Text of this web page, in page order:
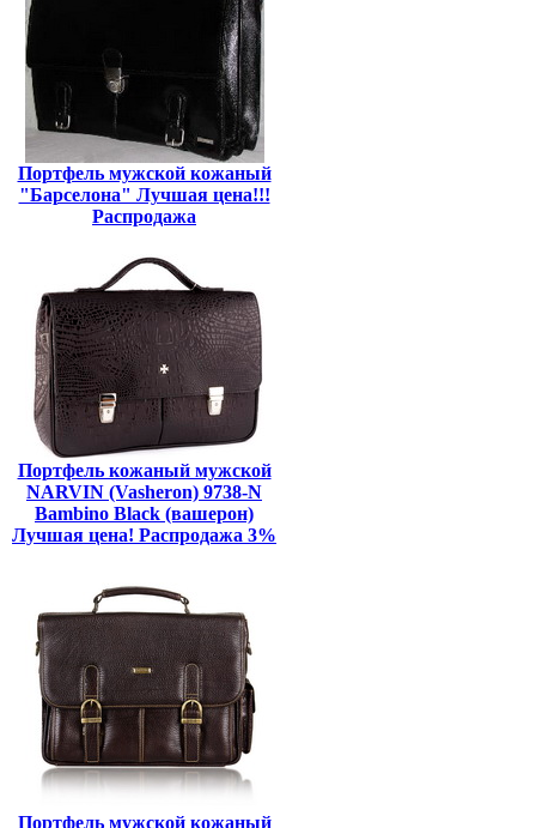
Портфель мужской кожаный
"Барселона" Лучшая цена!!!
Распродажа
Портфель кожаный мужской
NARVIN (Vasheron) 9738-N
Bambino Black (вашерон)
Лучшая цена! Распродажа 3%
Портфель мужской кожаный